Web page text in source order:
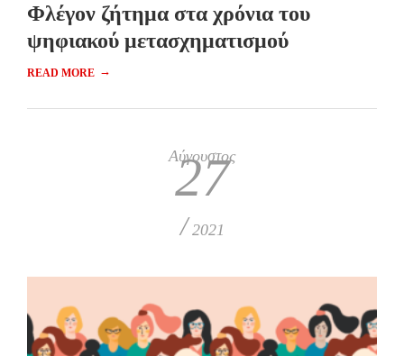
Φλέγον ζήτημα στα χρόνια του
ψηφιακού μετασχηματισμού
READ MORE →
Αύγουστος
27
/ 2021